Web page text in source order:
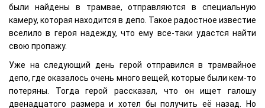
были найдены в трамвае, отправляются в специальную
камеру, которая находится в депо. Такое радостное известие
вселило в героя надежду, что ему все-таки удастся найти
свою пропажу.
Уже на следующий день герой отправился в трамвайное
депо, где оказалось очень много вещей, которые были кем-то
потеряны. Тогда герой рассказал, что он ищет галошу
двенадцатого размера и хотел бы получить её назад. Но